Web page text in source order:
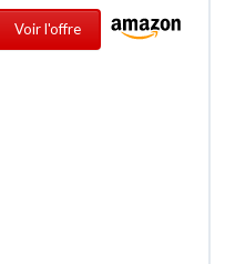
Voir l'offre